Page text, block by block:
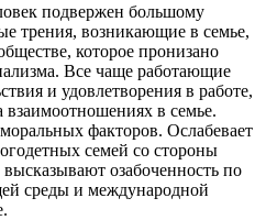
подвержен большому
трения, возникающие в семье,
которое пронизано
Все чаще работающие
и удовлетворения в работе,
взаимоотношениях в семье.
факторов. Ослабевает
семей со стороны
озабоченность по
среды и международной